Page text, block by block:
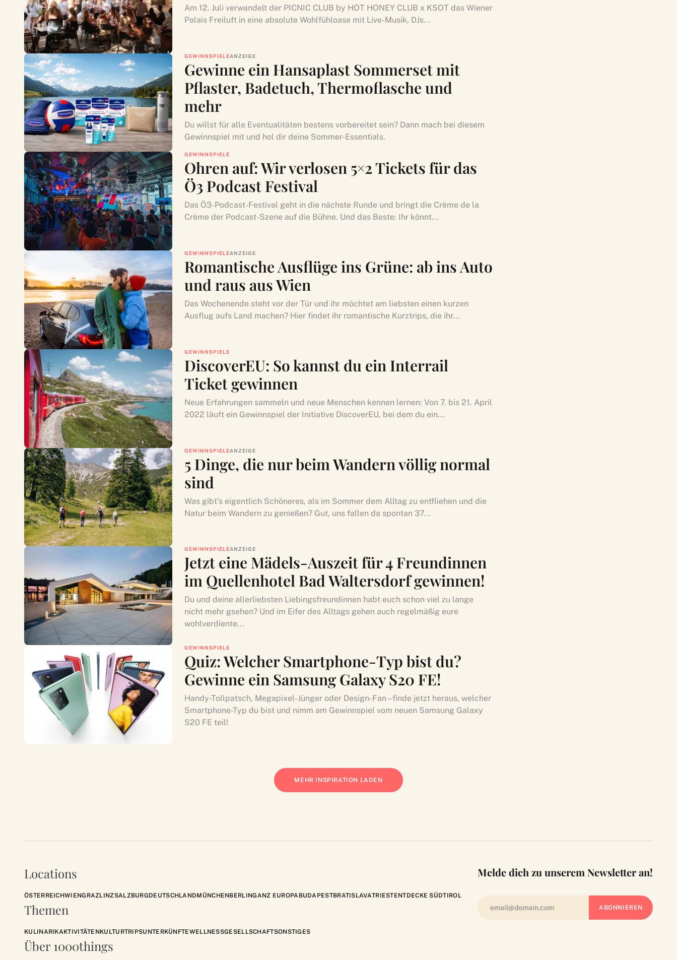
Am 12. Juli verwandelt der PICNIC CLUB by HOT HONEY CLUB x KSOT das Wiener
Palais Freiluft in eine absolute Wohlfühloase mit Live-Musik, DJs...
GEWINNSPIELEANZEIGE
Gewinne ein Hansaplast Sommerset mit
Pflaster, Badetuch, Thermoflasche und
mehr
Du willst für alle Eventualitäten bestens vorbereitet sein? Dann mach bei diesem
Gewinnspiel mit und hol dir deine Sommer-Essentials.
GEWINNSPIELE
Ohren auf: Wir verlosen 5×2 Tickets für das
Ö3 Podcast Festival
Das Ö3-Podcast-Festival geht in die nächste Runde und bringt die Crème de la
Crème der Podcast-Szene auf die Bühne. Und das Beste: Ihr könnt...
GEWINNSPIELEANZEIGE
Romantische Ausflüge ins Grüne: ab ins Auto
und raus aus Wien
Das Wochenende steht vor der Tür und ihr möchtet am liebsten einen kurzen
Ausflug aufs Land machen? Hier findet ihr romantische Kurztrips, die ihr...
GEWINNSPIELE
DiscoverEU: So kannst du ein Interrail
Ticket gewinnen
Neue Erfahrungen sammeln und neue Menschen kennen lernen: Von 7. bis 21. April
2022 läuft ein Gewinnspiel der Initiative DiscoverEU, bei dem du ein...
GEWINNSPIELEANZEIGE
5 Dinge, die nur beim Wandern völlig normal
sind
Was gibt’s eigentlich Schöneres, als im Sommer dem Alltag zu entfliehen und die
Natur beim Wandern zu genießen? Gut, uns fallen da spontan 37...
GEWINNSPIELEANZEIGE
Jetzt eine Mädels-Auszeit für 4 Freundinnen
im Quellenhotel Bad Waltersdorf gewinnen!
Du und deine allerliebsten Liebingsfreundinnen habt euch schon viel zu lange
nicht mehr gsehen? Und im Eifer des Alltags gehen auch regelmäßig eure
wohlverdiente...
GEWINNSPIELE
Quiz: Welcher Smartphone-Typ bist du?
Gewinne ein Samsung Galaxy S20 FE!
Handy-Tollpatsch, Megapixel-Jünger oder Design-Fan – finde jetzt heraus, welcher
Smartphone-Typ du bist und nimm am Gewinnspiel vom neuen Samsung Galaxy
S20 FE teil!
MEHR INSPIRATION LADEN
Locations
ÖSTERREICHWIENGRAZLINZSALZBURGDEUTSCHLANDMÜNCHENBERLINGANZ EUROPA BUDAPESTBRATISLAVATRIESTENTDECKE SÜDTIROL
Themen
KULINARIKAKTIVITÄTENKULTURTRIPSUNTERKÜNFTEWELLNESSGESELLSCHAFTSONSTIGES
Über 1000things
Melde dich zu unserem Newsletter an!